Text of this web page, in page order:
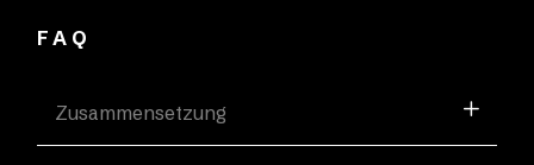
FAQ
Zusammensetzung